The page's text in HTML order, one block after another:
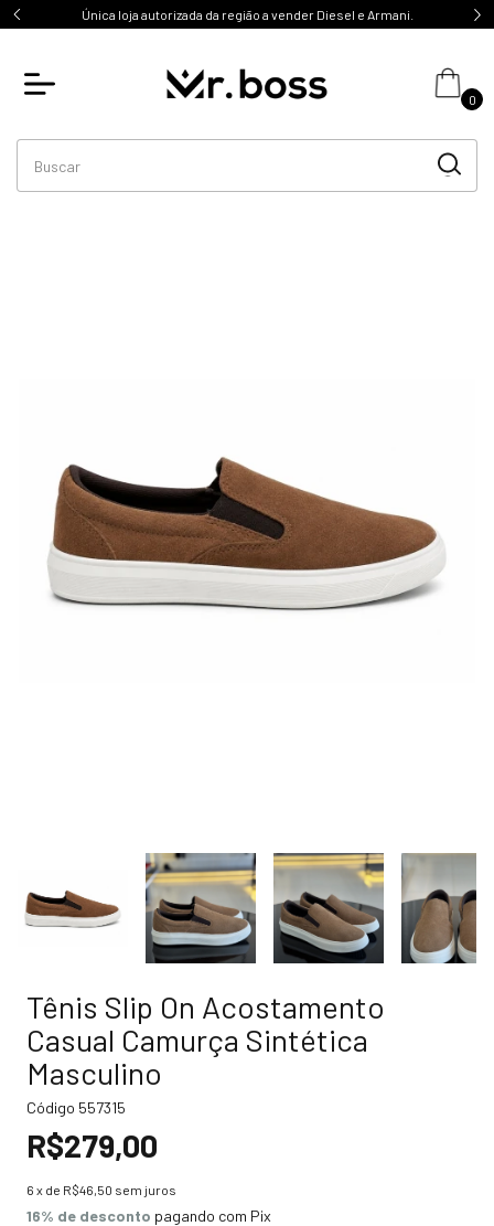
Única loja autorizada da região a vender Diesel e Armani.
0
Tênis Slip On Acostamento
Casual Camurça Sintética
Masculino
Código 557315
R$279,00
6 x de R$46,50 sem juros
16% de desconto pagando com Pix